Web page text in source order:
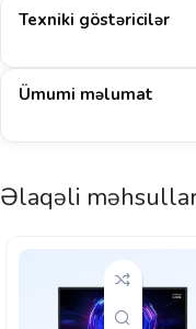
1080p-də AAA oyunlar
CS2, Valorant kimi e-
32 GB RAM: multitasking
Texniki göstəricilər
Ümumi məlumat
Əlaqəli